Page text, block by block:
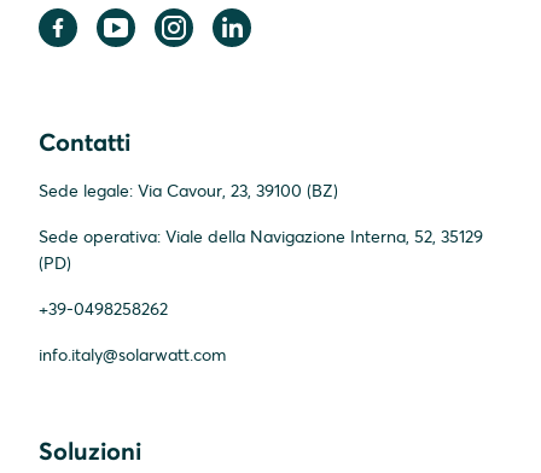
Contatti
Sede legale: Via Cavour, 23, 39100 (BZ)
Sede operativa: Viale della Navigazione Interna, 52, 35129
(PD)
+39-0498258262
info.italy@solarwatt.com
Soluzioni